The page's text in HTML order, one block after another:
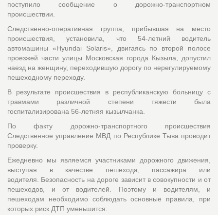
поступило сообщение о дорожно-транспортном
происшествии.
Следственно-оперативная группа, прибывшая на место
происшествия, установила, что 54-летний водитель
автомашины «Hyundai Solaris», двигаясь по второй полосе
проезжей части улицы Московская города Кызыла, допустил
наезд на женщину, переходившую дорогу по нерегулируемому
пешеходному переходу.
В результате происшествия в республиканскую больницу с
травмами различной степени тяжести была
госпитализирована 56-летняя кызылчанка.
По факту дорожно-транспортного происшествия
Следственное управление МВД по Республике Тыва проводит
проверку.
Ежедневно мы являемся участниками дорожного движения,
выступая в качестве пешехода, пассажира или
водителя. Безопасность на дороге зависит в совокупности и от
пешеходов, и от водителей. Поэтому и водителям, и
пешеходам необходимо соблюдать основные правила, при
которых риск ДТП уменьшится: